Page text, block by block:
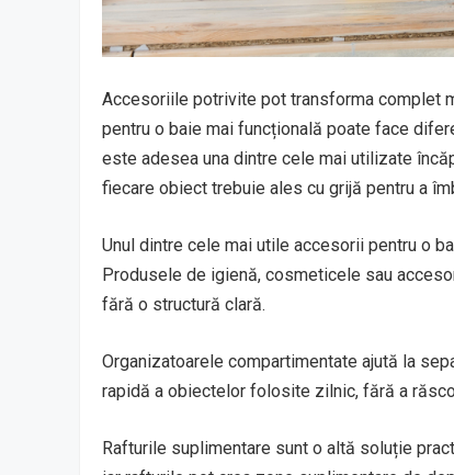
Accesoriile potrivite pot transforma complet
pentru o baie mai funcțională poate face
este adesea una dintre cele mai utilizate
fiecare obiect trebuie ales cu grijă pentru a
Unul dintre cele mai utile accesorii pentru o
Produsele de igienă, cosmeticele sau
fără o structură clară.
Organizatoarele compartimentate ajută la
rapidă a obiectelor folosite zilnic, fără a
Rafturile suplimentare sunt o altă soluție